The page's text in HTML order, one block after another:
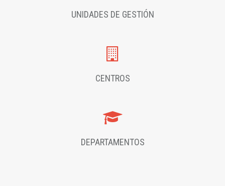
UNIDADES DE GESTIÓN
CENTROS
DEPARTAMENTOS